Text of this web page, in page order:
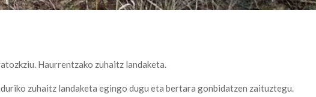
Haurrentzako zuhaitz landaketa.
zuhaitz landaketa egingo dugu eta bertara gonbidatzen zaituztegu.